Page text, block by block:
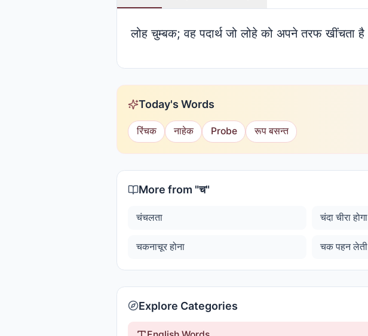
लोह चुम्बक; वह पदार्थ जो लोहे को अपने तरफ खींचता है
Today's Words
रिंचक नाहेक Probe रूप बसन्त
More from "च"
चंचलता चंदा चीरा होगा
चकनाचूर होना चक पहन लेती
Explore Categories